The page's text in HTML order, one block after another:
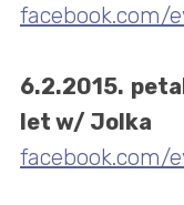
facebook.com/
6.2.2015.
let w/ Jolka
facebook.com/